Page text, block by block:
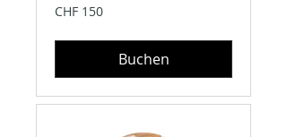
150
Schweizer
CHF 150
Buchen